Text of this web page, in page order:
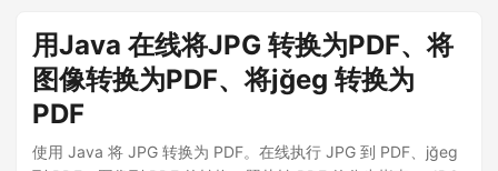
用Java 在线将JPG 转换为PDF、将
图像转换为PDF、将jğeg 转换为
PDF
使用 Java 将 JPG 转换为 PDF。在线执行 JPG 到 PDF、jğeg